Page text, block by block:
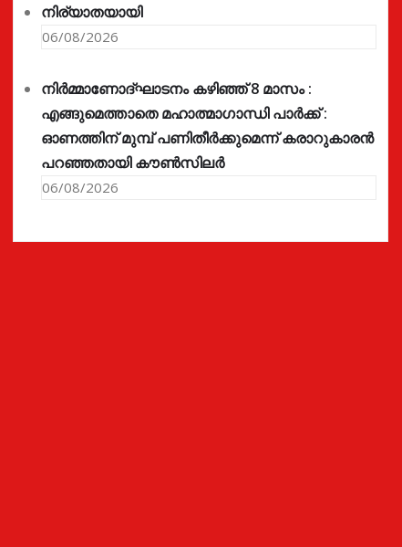
നിര്യാതയായി
06/08/2026
നിർമ്മാണോദ്ഘാടനം കഴിഞ്ഞ് 8 മാസം :
എങ്ങുമെത്താതെ മഹാത്മാഗാന്ധി പാർക്ക് :
ഓണത്തിന് മുമ്പ് പണിതീർക്കുമെന്ന് കരാറുകാരൻ
പറഞ്ഞതായി കൗൺസിലർ
06/08/2026